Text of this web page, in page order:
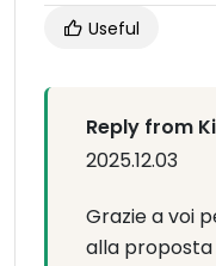
Useful
Reply from
2025.12.03
Grazie a voi
alla proposta